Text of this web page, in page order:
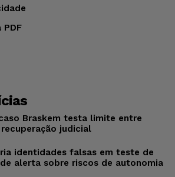
PDF
Braskem testa limite entre
judicial
identidades falsas em teste de
alerta sobre riscos de autonomia